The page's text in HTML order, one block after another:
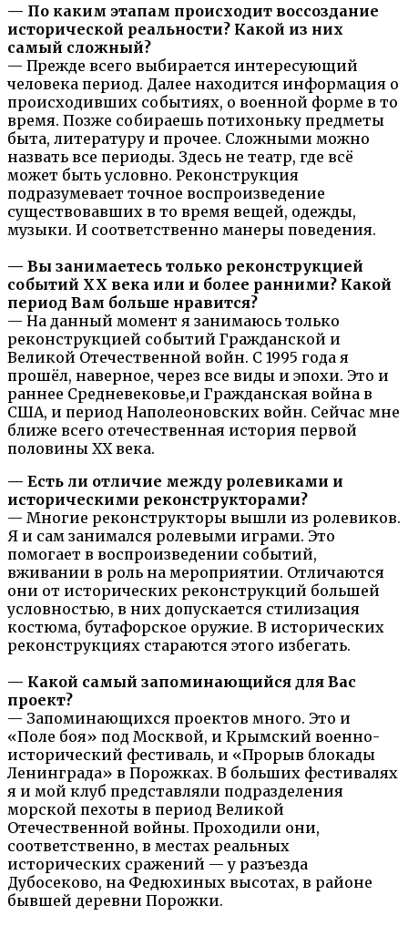
— По каким этапам происходит воссоздание
исторической реальности? Какой из них
самый сложный?
— Прежде всего выбирается интересующий
человека период. Далее находится информация о
происходивших событиях, о военной форме в то
время. Позже собираешь потихоньку предметы
быта, литературу и прочее. Сложными можно
назвать все периоды. Здесь не театр, где всё
может быть условно. Реконструкция
подразумевает точное воспроизведение
существовавших в то время вещей, одежды,
музыки. И соответственно манеры поведения.
— Вы занимаетесь только реконструкцией
событий ХХ века или и более ранними? Какой
период Вам больше нравится?
— На данный момент я занимаюсь только
реконструкцией событий Гражданской и
Великой Отечественной войн. С 1995 года я
прошёл, наверное, через все виды и эпохи. Это и
раннее Средневековье,и Гражданская война в
США, и период Наполеоновских войн. Сейчас мне
ближе всего отечественная история первой
половины ХХ века.
— Есть ли отличие между ролевиками и
историческими реконструкторами?
— Многие реконструкторы вышли из ролевиков.
Я и сам занимался ролевыми играми. Это
помогает в воспроизведении событий,
вживании в роль на мероприятии. Отличаются
они от исторических реконструкций большей
условностью, в них допускается стилизация
костюма, бутафорское оружие. В исторических
реконструкциях стараются этого избегать.
— Какой самый запоминающийся для Вас
проект?
— Запоминающихся проектов много. Это и
«Поле боя» под Москвой, и Крымский военно-
исторический фестиваль, и «Прорыв блокады
Ленинграда» в Порожках. В больших фестивалях
я и мой клуб представляли подразделения
морской пехоты в период Великой
Отечественной войны. Проходили они,
соответственно, в местах реальных
исторических сражений — у разъезда
Дубосеково, на Федюхиных высотах, в районе
бывшей деревни Порожки.